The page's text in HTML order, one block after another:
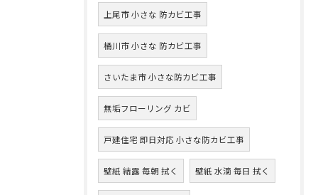
上尾市 小さな 防カビ工事
桶川市 小さな 防カビ工事
さいたま市 小さな防カビ工事
無垢フローリング カビ
戸建住宅 即日対応 小さな防カビ工事
壁紙 結露 毎朝 拭く 壁紙 水滴 毎日 拭く